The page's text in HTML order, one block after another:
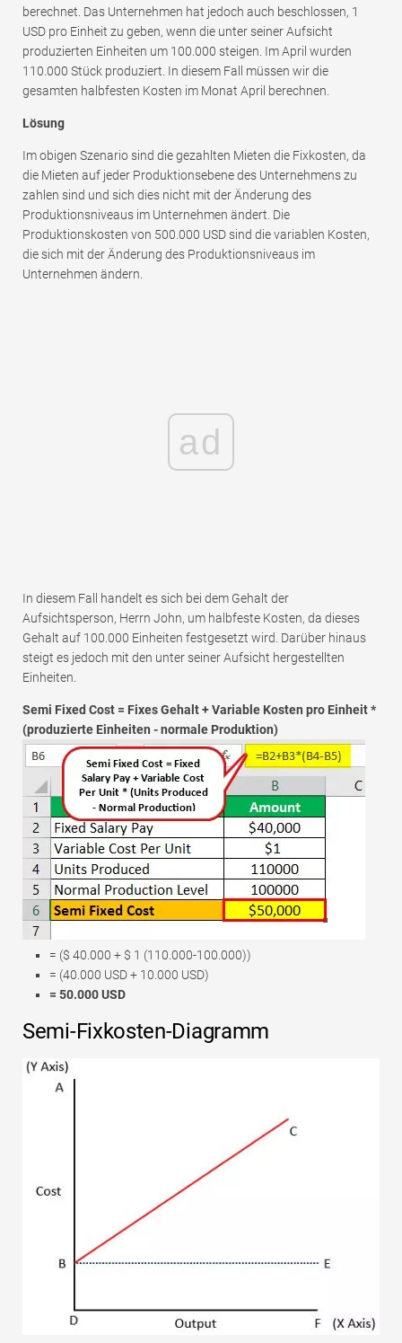
berechnet. Das Unternehmen hat jedoch auch beschlossen, 1
USD pro Einheit zu geben, wenn die unter seiner Aufsicht
produzierten Einheiten um 100.000 steigen. Im April wurden
110.000 Stück produziert. In diesem Fall müssen wir die
gesamten halbfesten Kosten im Monat April berechnen.
Lösung
Im obigen Szenario sind die gezahlten Mieten die Fixkosten, da
die Mieten auf jeder Produktionsebene des Unternehmens zu
zahlen sind und sich dies nicht mit der Änderung des
Produktionsniveaus im Unternehmen ändert. Die
Produktionskosten von 500.000 USD sind die variablen Kosten,
die sich mit der Änderung des Produktionsniveaus im
Unternehmen ändern.
ad
In diesem Fall handelt es sich bei dem Gehalt der
Aufsichtsperson, Herrn John, um halbfeste Kosten, da dieses
Gehalt auf 100.000 Einheiten festgesetzt wird. Darüber hinaus
steigt es jedoch mit den unter seiner Aufsicht hergestellten
Einheiten.
Semi Fixed Cost = Fixes Gehalt + Variable Kosten pro Einheit *
(produzierte Einheiten - normale Produktion)
= ($ 40.000 + $ 1 (110.000-100.000))
= (40.000 USD + 10.000 USD)
= 50.000 USD
Semi-Fixkosten-Diagramm